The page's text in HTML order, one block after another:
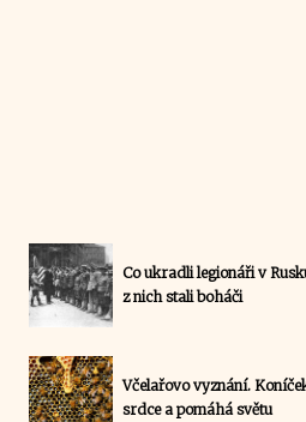
Co ukradli legionáři v
z nich stali boháči
Včelařovo vyznání.
srdce a pomáhá světu